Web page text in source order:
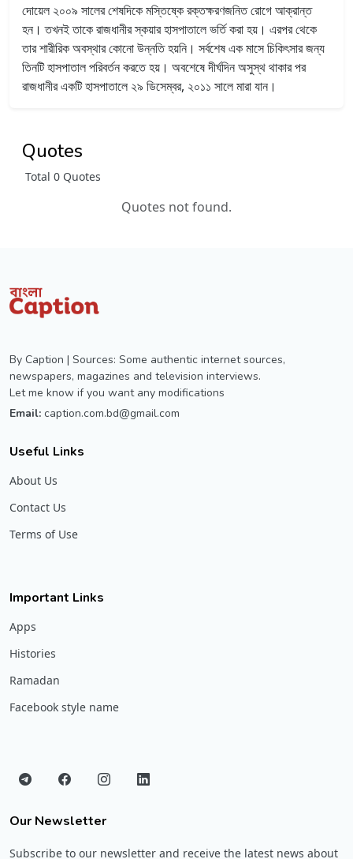
দোয়েল ২০০৯ সালের শেষদিকে মস্তিষ্কে রক্তক্ষরণজনিত রোগে আক্রান্ত
হন। তখনই তাকে রাজধানীর স্কয়ার হাসপাতালে ভর্তি করা হয়। এরপর থেকে
তার শারীরিক অবস্থার কোনো উন্নতি হয়নি। সর্বশেষ এক মাসে চিকিৎসার জন্য
তিনটি হাসপাতাল পরিবর্তন করতে হয়। অবশেষে দীর্ঘদিন অসুস্থ থাকার পর
রাজধানীর একটি হাসপাতালে ২৯ ডিসেম্বর, ২০১১ সালে মারা যান।
Quotes
Total 0 Quotes
Quotes not found.
By Caption | Sources: Some authentic internet sources,
newspapers, magazines and television interviews.
Let me know if you want any modifications
Email: caption.com.bd@gmail.com
Useful Links
About Us
Contact Us
Terms of Use
Important Links
Apps
Histories
Ramadan
Facebook style name
Our Newsletter
Subscribe to our newsletter and receive the latest news about